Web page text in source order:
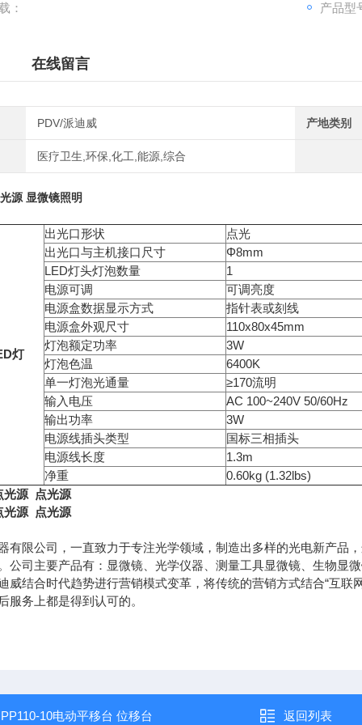
： 产品型
在线留言
PDV/派迪威 产地类别
医疗卫生,环保,化工,能源,综合
源 显微镜照明
灯
出光口形状
点光
出光口与主机接口尺寸
Φ8mm
LED灯头灯泡数量
1
电源可调
可调亮度
电源盒数据显示方式
指针表或刻线
电源盒外观尺寸
110x80x45mm
灯泡额定功率
3W
灯泡色温
6400K
单一灯泡光通量
≥170流明
输入电压
AC 100~240V 50/60Hz
输出功率
3W
电源线插头类型
国标三相插头
电源线长度
1.3m
净重
0.60kg (1.32lbs)
光源 点光源
光源 点光源
有限公司，一直致力于专注光学领域，制造出多样的光电新产品
公司主要产品有：显微镜、光学仪器、测量工具显微镜、生物显
威结合时代趋势进行营销模式变革，将传统的营销方式结合“互
服务上都是得到认可的。
PP110-10电动平移台 位移台 返回列表